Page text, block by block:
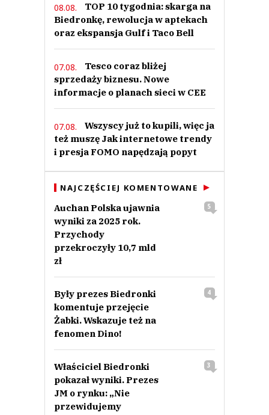
08.08.
TOP 10 tygodnia: skarga na
Biedronkę, rewolucja w aptekach
oraz ekspansja Gulf i Taco Bell
07.08.
Tesco coraz bliżej
sprzedaży biznesu. Nowe
informacje o planach sieci w CEE
07.08.
Wszyscy już to kupili, więc ja
też muszę Jak internetowe trendy
i presja FOMO napędzają popyt
NAJCZĘŚCIEJ KOMENTOWANE
Auchan Polska ujawnia
wyniki za 2025 rok.
Przychody
przekroczyły 10,7 mld
zł
5
Były prezes Biedronki
komentuje przejęcie
Żabki. Wskazuje też na
fenomen Dino!
4
Właściciel Biedronki
pokazał wyniki. Prezes
JM o rynku: „Nie
przewidujemy
3